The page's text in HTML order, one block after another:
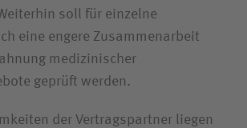
soll für einzelne
eine engere Zusammenarbeit
medizinischer
geprüft werden.
der Vertragspartner liegen